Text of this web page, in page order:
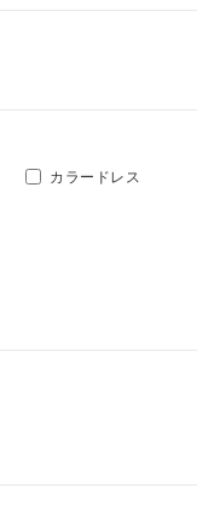
カラードレス